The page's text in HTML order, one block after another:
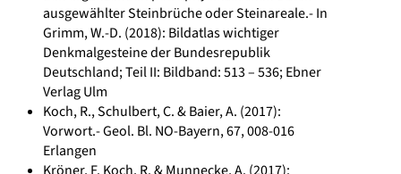
ausgewählter Steinbrüche oder Steinareale.- In
Grimm, W.-D. (2018): Bildatlas wichtiger
Denkmalgesteine der Bundesrepublik
Deutschland; Teil II: Bildband: 513 – 536; Ebner
Verlag Ulm
Koch, R., Schulbert, C. & Baier, A. (2017):
Vorwort.- Geol. Bl. NO-Bayern, 67, 008-016
Erlangen